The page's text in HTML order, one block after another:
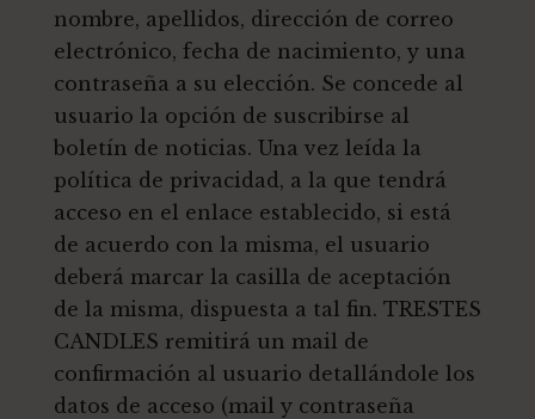
nombre, apellidos, dirección de correo
electrónico, fecha de nacimiento, y una
contraseña a su elección. Se concede al
usuario la opción de suscribirse al
boletín de noticias. Una vez leída la
política de privacidad, a la que tendrá
acceso en el enlace establecido, si está
de acuerdo con la misma, el usuario
deberá marcar la casilla de aceptación
de la misma, dispuesta a tal fin. TRESTES
CANDLES remitirá un mail de
confirmación al usuario detallándole los
datos de acceso (mail y contraseña